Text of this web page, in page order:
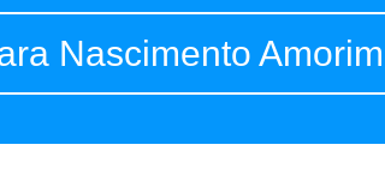
Nascimento Amorim